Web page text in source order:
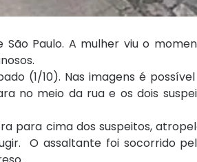
Paulo. A mulher viu o
(1/10). Nas imagens é
no meio da rua e os dois
para cima dos suspeitos,
O assaltante foi socorrido